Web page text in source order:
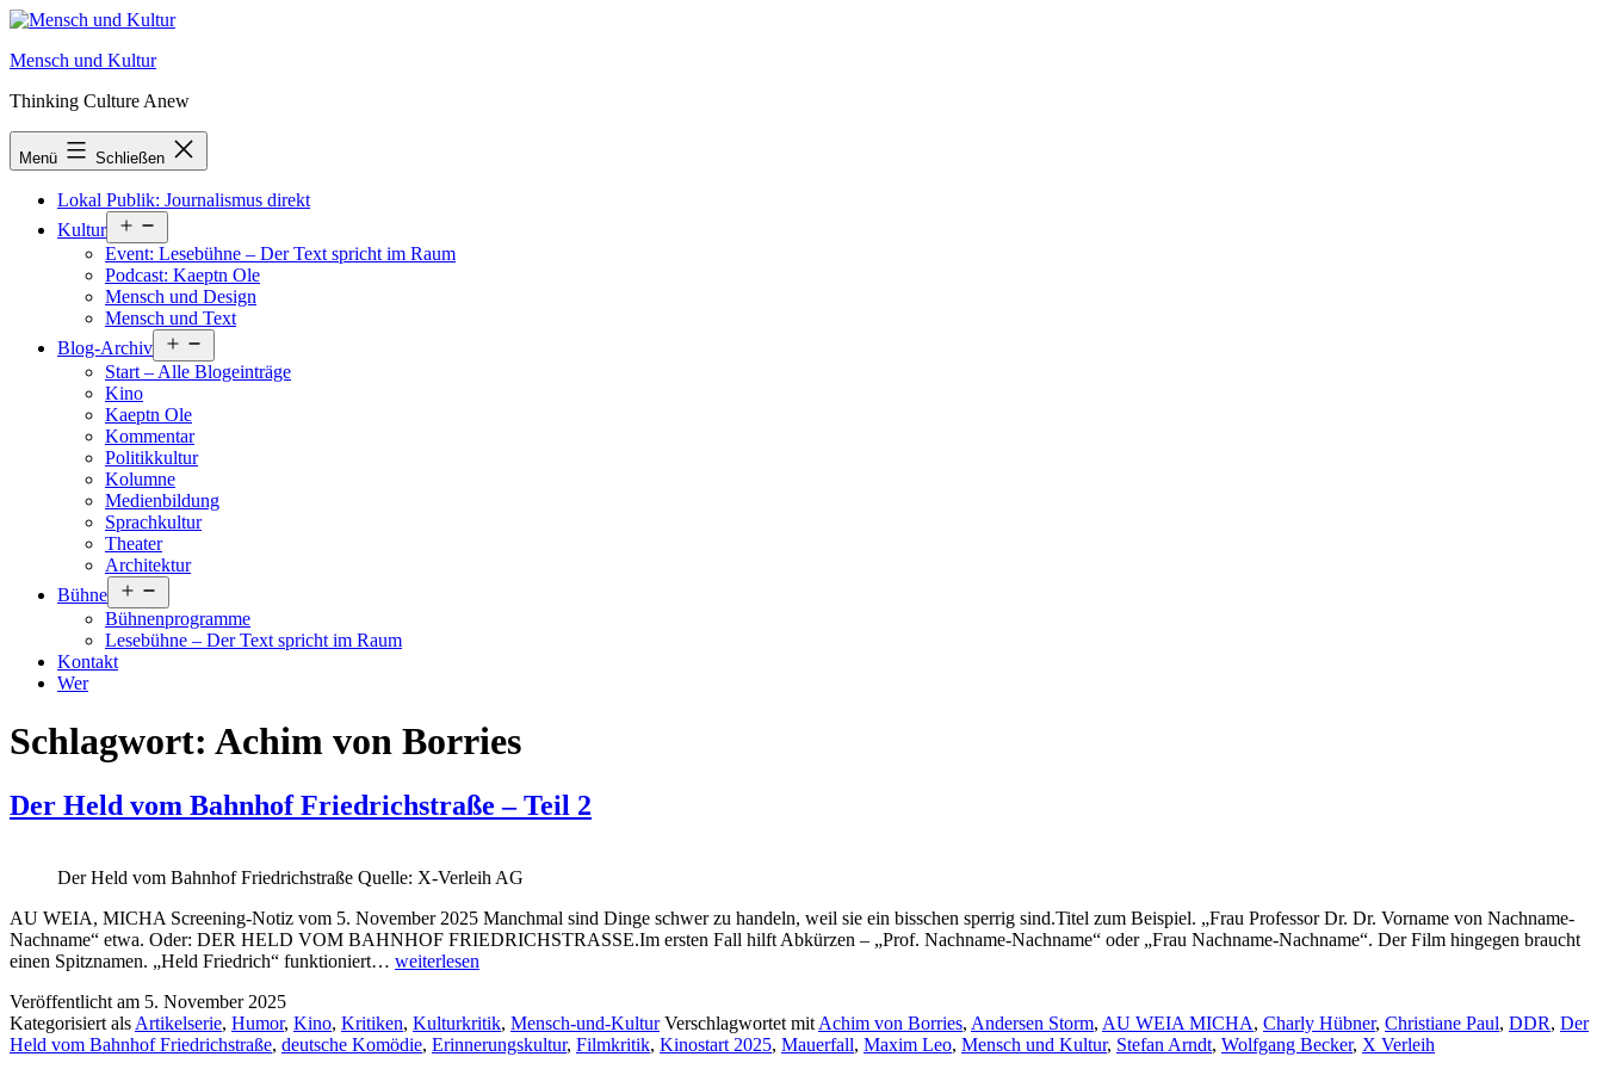
Zum
springen
Mensch und Kultur
Thinking Culture Anew
Menü Schließen
Lokal Publik: Journalismus direkt
Kultur
öffnen
Event: Lesebühne – Der Text spricht im Raum
Podcast: Kaeptn Ole
Mensch und Design
Mensch und Text
Blog-Archiv
öffnen
Start – Alle Blogeinträge
Kino
Kaeptn Ole
Kommentar
Politikkultur
Kolumne
Medienbildung
Sprachkultur
Theater
Architektur
Bühne
öffnen
Bühnenprogramme
Lesebühne – Der Text spricht im Raum
Kontakt
Wer
Schlagwort: Achim von Borries
Der Held vom Bahnhof Friedrichstraße – Teil 2
Der Held vom Bahnhof Friedrichstraße Quelle: X-Verleih AG
AU WEIA, MICHA Screening-Notiz vom 5. November 2025 Manchmal sind Dinge schwer zu handeln, weil sie ein bisschen sperrig sind.Titel zum Beispiel. „Frau Professor Dr. Dr. Vorname von Nachname-
Nachname“ etwa. Oder: DER HELD VOM BAHNHOF FRIEDRICHSTRASSE.Im ersten Fall hilft Abkürzen – „Prof. Nachname-Nachname“ oder „Frau Nachname-Nachname“. Der Film hingegen braucht
einen Spitznamen. „Held Friedrich“ funktioniert… Der
Bahnhof
Friedrichstraße
weiterlesen
Veröffentlicht am 5. November 2025
Kategorisiert als Artikelserie, Humor, Kino, Kritiken, Kulturkritik, Mensch-und-Kultur Verschlagwortet mit Achim von Borries, Andersen Storm, AU WEIA MICHA, Charly Hübner, Christiane Paul, DDR, Der
Held vom Bahnhof Friedrichstraße, deutsche Komödie, Erinnerungskultur, Filmkritik, Kinostart 2025, Mauerfall, Maxim Leo, Mensch und Kultur, Stefan Arndt, Wolfgang Becker, X Verleih